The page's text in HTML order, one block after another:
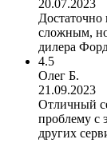
20.07.2023
сложным,
дилера
4.5
Олег Б.
21.09.2023
Отличный
проблему с
других